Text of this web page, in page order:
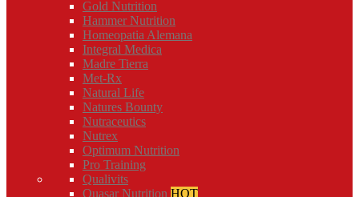
Gold Nutrition
Hammer Nutrition
Homeopatia Alemana
Integral Medica
Madre Tierra
Met-Rx
Natural Life
Natures Bounty
Nutraceutics
Nutrex
Optimum Nutrition
Pro Training
Qualivits
Quasar Nutrition HOT